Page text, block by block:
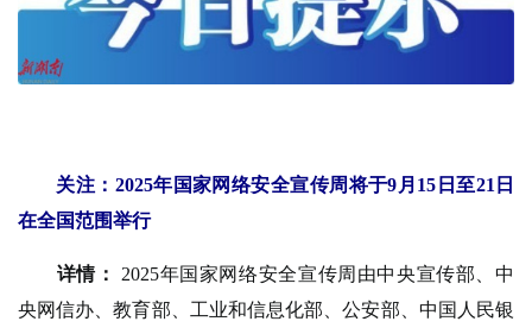
关注：2025年国家网络安全宣传周将于9月15日至21日
在全国范围举行
详情：
2025年国家网络安全宣传周由中央宣传部、中
央网信办、教育部、工业和信息化部、公安部、中国人民银